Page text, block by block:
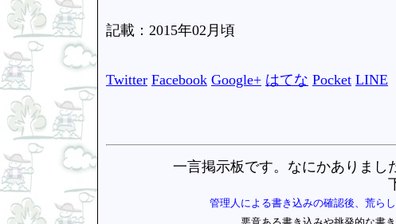
記載：2015年02月頃
Twitter Facebook Google+ はてな Pocket LINE
一言掲示板です。なにかありまし
管理人による書き込みの確認後、荒ら